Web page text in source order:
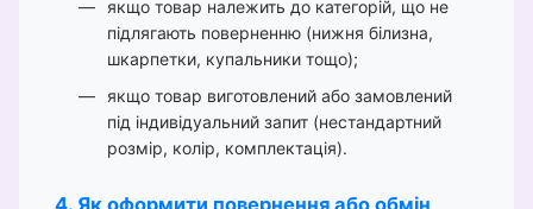
якщо товар належить до категорій, що не
підлягають поверненню (нижня білизна,
шкарпетки, купальники тощо);
якщо товар виготовлений або замовлений
під індивідуальний запит (нестандартний
розмір, колір, комплектація).
4. Як оформити повернення або обмін